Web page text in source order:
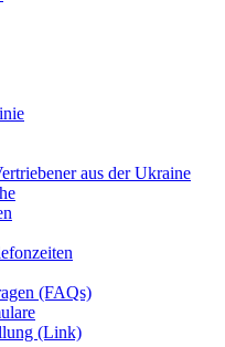
aus der Ukraine
(FAQs)
(Link)